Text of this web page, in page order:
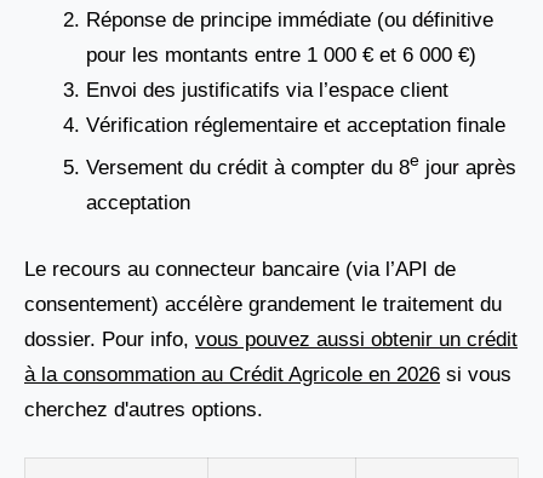
Réponse de principe immédiate (ou définitive
pour les montants entre 1 000 € et 6 000 €)
Envoi des justificatifs via l’espace client
Vérification réglementaire et acceptation finale
Versement du crédit à compter du 8e jour après
acceptation
Le recours au connecteur bancaire (via l’API de
consentement) accélère grandement le traitement du
dossier. Pour info, vous pouvez aussi obtenir un crédit
à la consommation au Crédit Agricole en 2026 si vous
cherchez d'autres options.